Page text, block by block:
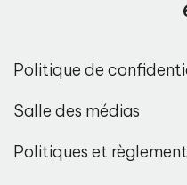
Politique de
Salle des médias
Politiques et